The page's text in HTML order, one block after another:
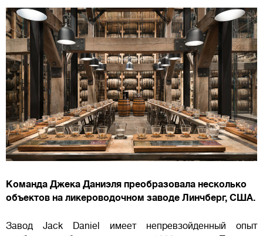
Команда Джека Даниэля преобразовала несколько
объектов на ликероводочном заводе Линчберг, США.
Завод Jack Daniel имеет непревзойденный опыт